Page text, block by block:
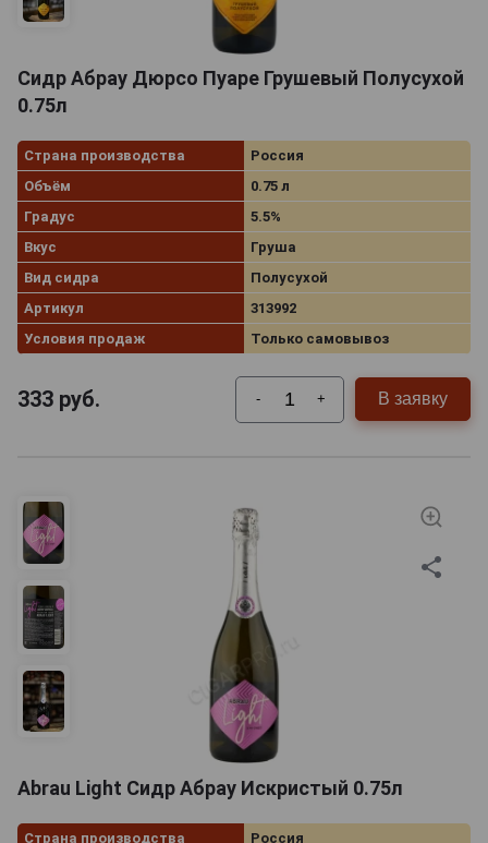
Сидр Абрау Дюрсо Пуаре Грушевый Полусухой
0.75л
Страна производства
Россия
Объём
0.75 л
Градус
5.5%
Вкус
Груша
Вид сидра
Полусухой
Артикул
313992
Условия продаж
Только самовывоз
333 руб. - + В заявку
Abrau Light Сидр Абрау Искристый 0.75л
Страна производства Россия